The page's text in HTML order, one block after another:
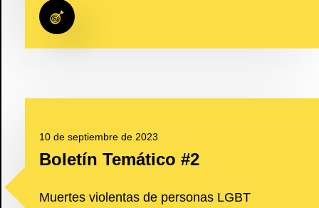
10 de septiembre de 2023
Boletín Temático #2
Muertes violentas de personas LGBT